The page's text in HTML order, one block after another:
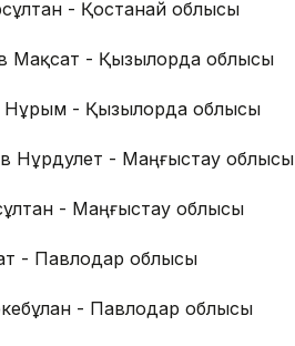
- Қостанай облысы
Мақсат - Қызылорда облысы
Нұрым - Қызылорда облысы
Нұрдәулет - Маңғыстау облысы
- Маңғыстау облысы
- Павлодар облысы
- Павлодар облысы